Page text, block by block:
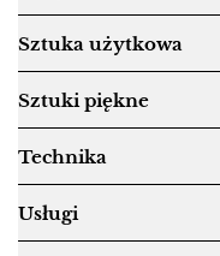
Sztuka użytkowa
Sztuki piękne
Technika
Usługi